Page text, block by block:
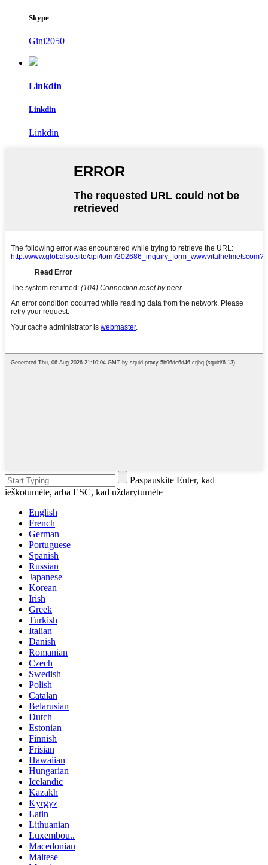
Skype
Gini2050
Linkdin
Linkdin
Linkdin
Paspauskite Enter, kad
ieškotumėte, arba ESC, kad uždarytumėte
English
French
German
Portuguese
Spanish
Russian
Japanese
Korean
Irish
Greek
Turkish
Italian
Danish
Romanian
Czech
Swedish
Polish
Catalan
Belarusian
Dutch
Estonian
Finnish
Frisian
Hawaiian
Hungarian
Icelandic
Kazakh
Kyrgyz
Latin
Lithuanian
Luxembou..
Macedonian
Maltese